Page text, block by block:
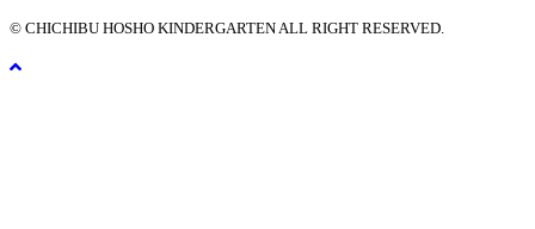
© CHICHIBU HOSHO KINDERGARTEN ALL RIGHT RESERVED.